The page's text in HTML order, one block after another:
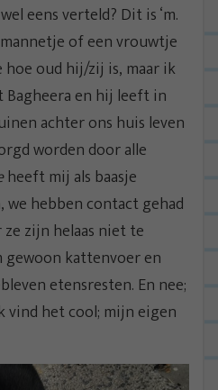
eens verteld? Dit is ‘m.
of een vrouwtje
oud hij/zij is, maar ik
en hij leeft in
achter ons huis leven
worden door alle
heeft mij als baasje
we hebben contact gehad
zijn helaas niet te
gewoon kattenvoer en
etensresten. En nee;
het cool; mijn eigen